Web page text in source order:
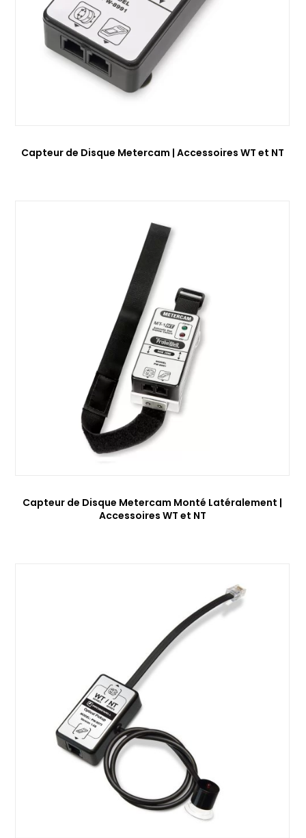
Capteur de Disque Metercam | Accessoires WT et NT
Capteur de Disque Metercam Monté Latéralement |
Accessoires WT et NT